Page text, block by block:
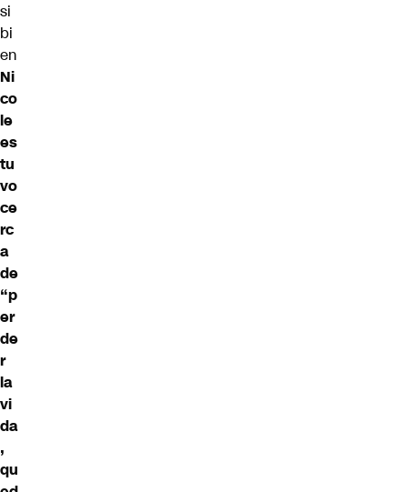
si
bi
en
Ni
co
le
es
tu
vo
ce
rc
a
de
“p
er
de
r
la
vi
da
,
qu